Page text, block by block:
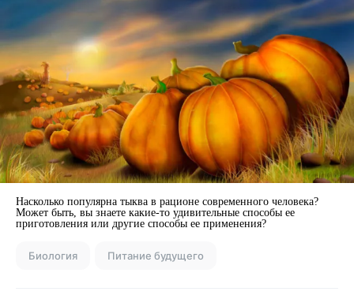
Насколько популярна тыква в рационе современного человека?
Может быть, вы знаете какие-то удивительные способы ее
приготовления или другие способы ее применения?
Биология Питание будущего